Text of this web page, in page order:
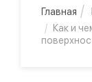
Главная
Как и